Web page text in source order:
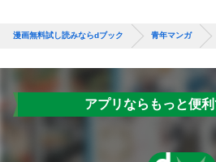
漫画無料試し読みならdブック 青年マンガ
アプリならもっと便利